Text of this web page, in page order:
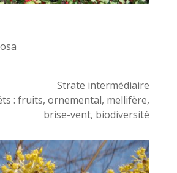
Strate intermédiaire
: fruits, ornemental, mellifère,
brise-vent, biodiversité